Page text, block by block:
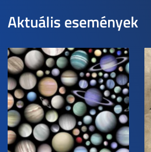
Aktuális események